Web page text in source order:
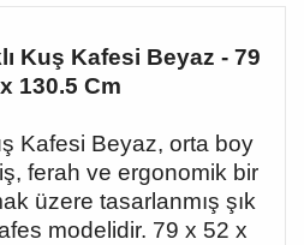
Kuş Kafesi Beyaz - 79
130.5 Cm
Kafesi Beyaz, orta boy
ferah ve ergonomik bir
üzere tasarlanmış şık
modelidir. 79 x 52 x